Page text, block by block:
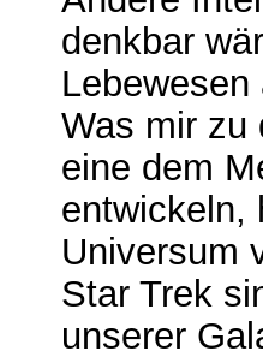
denkbar
Was mir zu
eine dem
entwickeln,
Universum
Star Trek
unserer